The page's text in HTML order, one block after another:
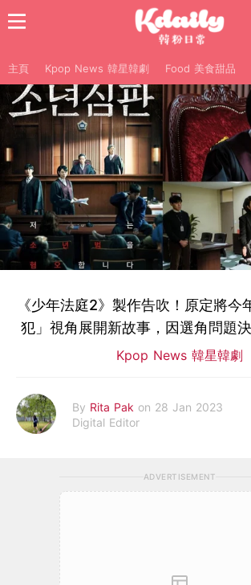
主頁 Kpop News 韓星韓劇 Food 美食甜品
《少年法庭2》製作告吹！原定將今
犯」視角展開新故事，因選角問題
Kpop News 韓星韓劇
By Rita Pak on 28 Jan 2023
Digital Editor
ADVERTISEMENT